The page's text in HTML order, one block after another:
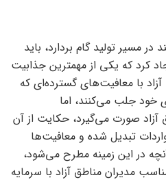
در مسیر تولید گام بردارد، باید
کرد که یکی از مهمترین جذابیت
با معافیت‌های گسترده‌ای که
خود جلب می‌کنند، اما
آزاد صورت می‌گیرد، حکایت از آن
واردات تبدیل شده و معافیت‌ها
در این زمینه مطرح می‌شود،
مدیران مناطق آزاد با سرمایه